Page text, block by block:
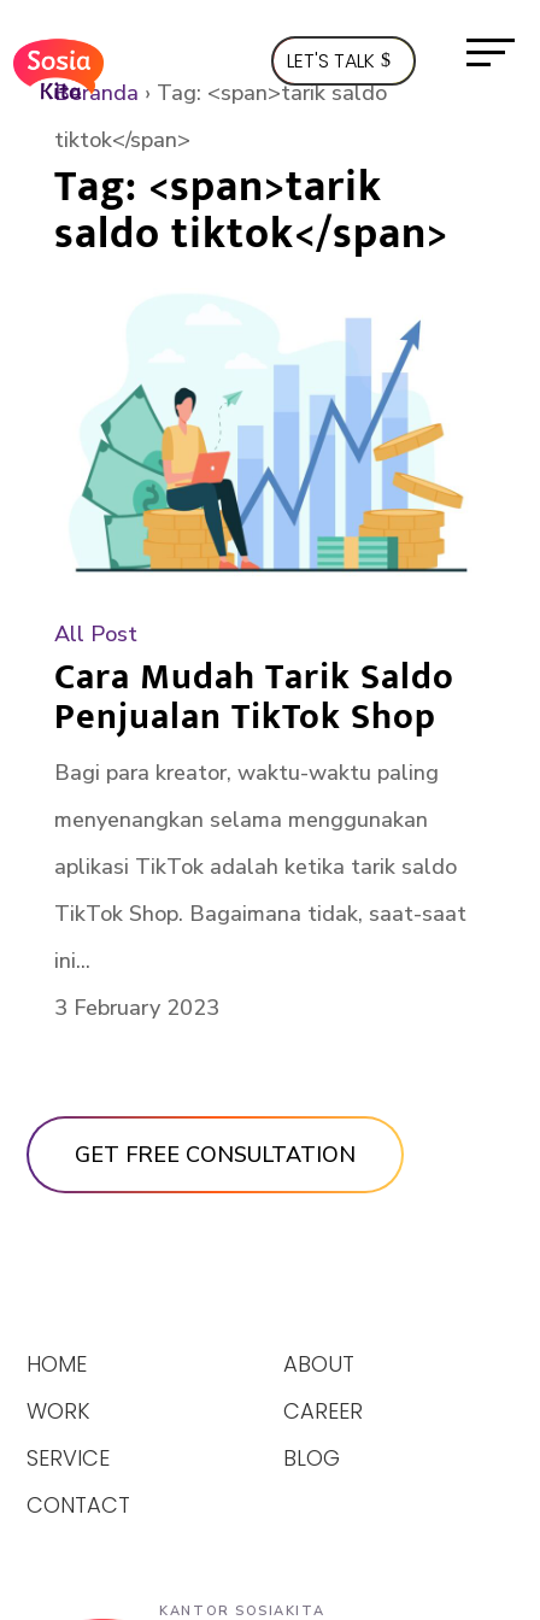
LET'S TALK
Beranda › Tag: <span>tarik saldo
tiktok</span>
Tag: <span>tarik
saldo tiktok</span>
All Post
Cara Mudah Tarik Saldo
Penjualan TikTok Shop
Bagi para kreator, waktu-waktu paling
menyenangkan selama menggunakan
aplikasi TikTok adalah ketika tarik saldo
TikTok Shop. Bagaimana tidak, saat-saat
ini...
3 February 2023
HOME
WORK
SERVICE
CONTACT
ABOUT
CAREER
BLOG
KANTOR SOSIAKITA